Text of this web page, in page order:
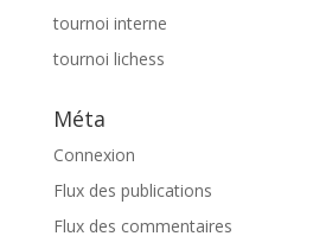
tournoi interne
tournoi lichess
Méta
Connexion
Flux des publications
Flux des commentaires